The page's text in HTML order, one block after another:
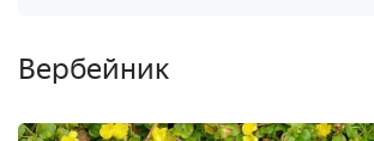
Вербейник